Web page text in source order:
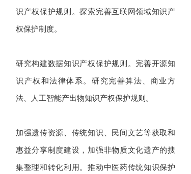
识产权保护规则。探索完善互联网领域知识产
权保护制度。
研究构建数据知识产权保护规则。完善开源知
识产权和法律体系。研究完善算法、商业方
法、人工智能产出物知识产权保护规则。
加强遗传资源、传统知识、民间文艺等获取和
惠益分享制度建设，加强非物质文化遗产的搜
集整理和转化利用。推动中医药传统知识保护